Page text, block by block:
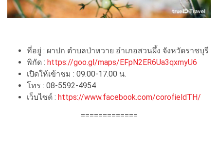
ที่อยู่ : ผาปก ตำบลป่าหวาย อำเภอสวนผึ้ง จังหวัดราชบุรี
พิกัด : https://goo.gl/maps/EFpN2ER6Ua3qxmyU6
เปิดให้เข้าชม : 09.00-17.00 น.
โทร : 08-5592-4954
เว็บไซต์ : https://www.facebook.com/corofieldTH/
=============